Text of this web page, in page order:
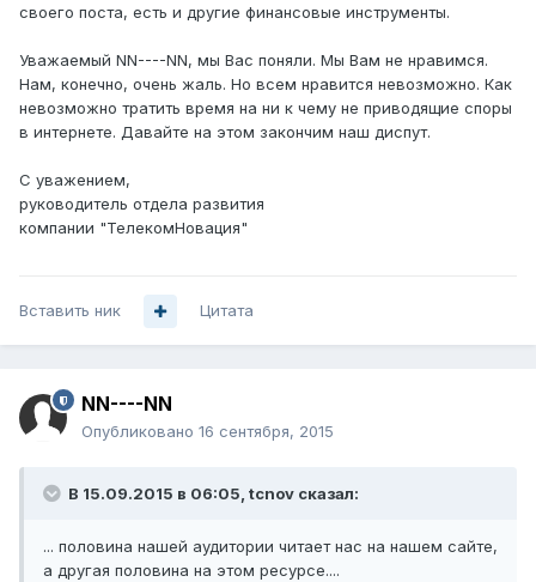
своего поста, есть и другие финансовые инструменты.
Уважаемый NN----NN, мы Вас поняли. Мы Вам не нравимся.
Нам, конечно, очень жаль. Но всем нравится невозможно. Как
невозможно тратить время на ни к чему не приводящие споры
в интернете. Давайте на этом закончим наш диспут.
С уважением,
руководитель отдела развития
компании "ТелекомНовация"
Вставить ник Цитата
NN----NN
Опубликовано 16 сентября, 2015
В 15.09.2015 в 06:05, tcnov сказал:
... половина нашей аудитории читает нас на нашем сайте,
а другая половина на этом ресурсе....